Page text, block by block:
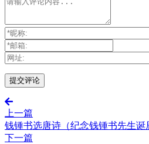
上一篇
钱锺书选唐诗（纪念钱锺书先生诞
下一篇